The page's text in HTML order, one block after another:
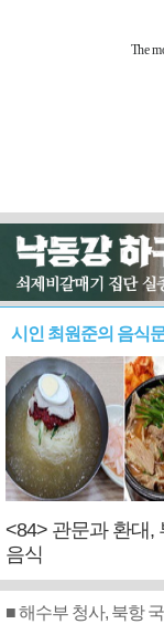
시인 최원준의 음식
<84> 관문과 환대,
음식
■ 해수부 청사, 북항